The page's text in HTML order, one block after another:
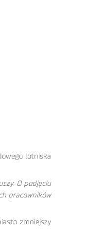
lotniska
O podjęciu
pracowników
zmniejszy